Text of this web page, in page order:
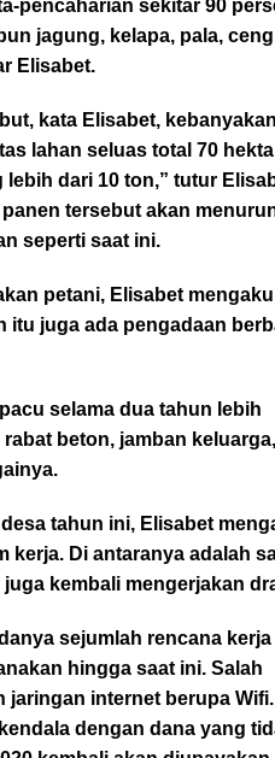
pencaharian sekitar 90
jagung, kelapa, pala,
Elisabet.
kata Elisabet,
lahan seluas total 70
dari 10 ton,” tutur
tersebut akan
seperti saat ini.
petani, Elisabet
itu juga ada pengadaan
selama dua tahun lebih
beton, jamban
tahun ini, Elisabet
kerja. Di antaranya adalah
kembali mengerjakan
sejumlah rencana kerja
hingga saat ini. Salah
internet berupa
dengan dana yang